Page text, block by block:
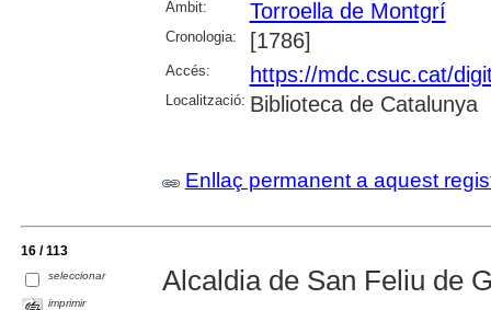
Àmbit: Torroella de Montgrí
Cronologia: [1786]
Accés: https://mdc.csuc.cat/
Localització: Biblioteca de Catalunya
Enllaç permanent a aquest
16 / 113
seleccionar
imprimir
Alcaldia de San Feliu de